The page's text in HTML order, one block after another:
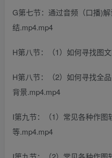
G第七节：通过音频（口播)
结.mp4.mp4
H第八节：（1）如何寻找图
H第八节：（2）如何寻找全
背景.mp4.mp4
I第九节：（1）常见各种作
等.mp4.mp4